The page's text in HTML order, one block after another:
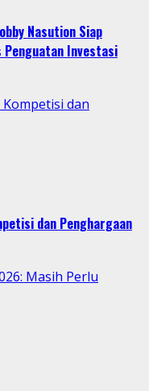
Nasution Siap
Penguatan Investasi
Kompetisi dan
dan Penghargaan
Masih Perlu